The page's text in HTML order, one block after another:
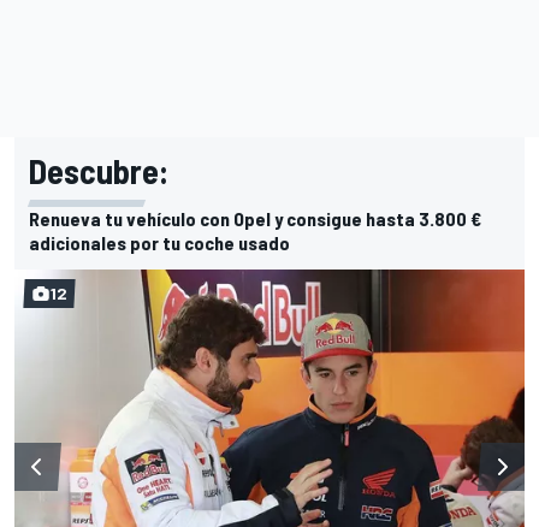
Descubre:
Renueva tu vehículo con Opel y consigue hasta 3.800 €
adicionales por tu coche usado
12